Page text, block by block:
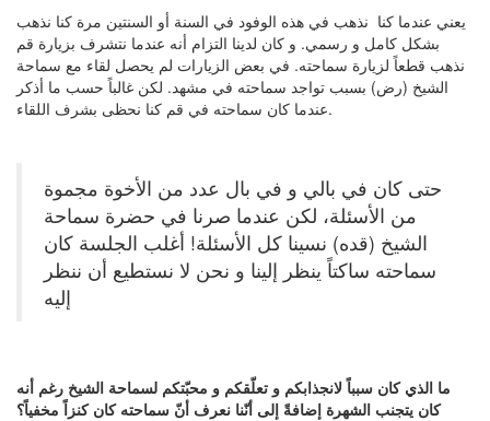
يعني عندما كنا نذهب في هذه الوفود في السنة أو السنتين مرة كنا نذهب
بشكل كامل و رسمي. و كان لدينا التزام أنه عندما نتشرف بزيارة قم
نذهب قطعاً لزيارة سماحته. في بعض الزيارات لم يحصل لقاء مع سماحة
الشيخ (رض) بسبب تواجد سماحته في مشهد. لكن غالباً حسب ما أذكر
عندما كان سماحته في قم كنا نحظى بشرف اللقاء.
حتى كان في بالي و في بال عدد من الأخوة مجموة
من الأسئلة، لكن عندما صرنا في حضرة سماحة
الشيخ (قده) نسينا كل الأسئلة! أغلب الجلسة كان
سماحته ساكتاً ينظر إلينا و نحن لا نستطيع أن ننظر
ما الذي كان سبباً لانجذابكم و تعلّقكم و محبّتكم لسماحة الشيخ رغم أنه
كان يتجنب الشهرة إضافةً إلى أنّنا نعرف أنّ سماحته كان كنزاً مخفياً؟